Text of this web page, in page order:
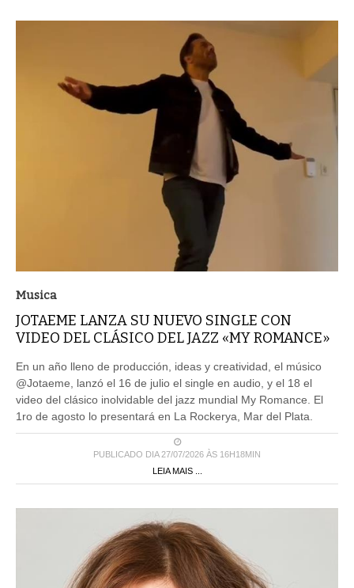
Musica
JOTAEME LANZA SU NUEVO SINGLE CON
VIDEO DEL CLÁSICO DEL JAZZ «MY ROMANCE»
En un año lleno de producción, ideas y creatividad, el músico
@Jotaeme, lanzó el 16 de julio el single en audio, y el 18 el
video del clásico inolvidable del jazz mundial My Romance. El
1ro de agosto lo presentará en La Rockerya, Mar del Plata.
PUBLICADO DIA 27/07/2026 ÀS 16H18MIN
LEIA MAIS ...